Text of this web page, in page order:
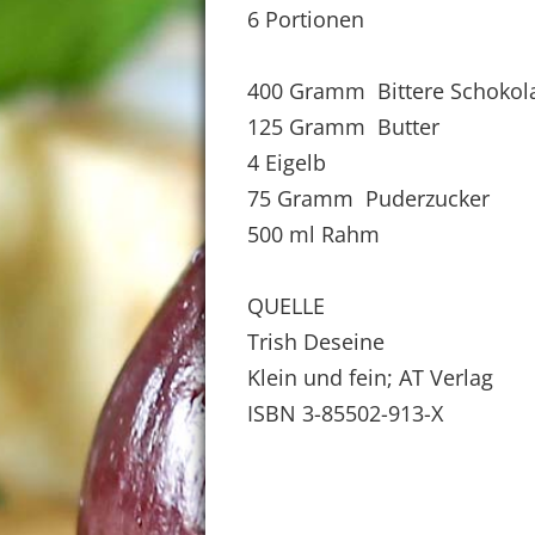
6 Portionen
400 Gramm Bittere
125 Gramm Butter
4 Eigelb
75 Gramm Puderzucker
500 ml Rahm
QUELLE
Trish Deseine
Klein und fein; AT Verlag
ISBN 3-85502-913-X